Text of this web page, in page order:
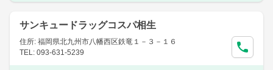
サンキュードラッグコスパ相生
住所: 福岡県北九州市八幡西区鉄竜１－３－１６
TEL: 093-631-5239